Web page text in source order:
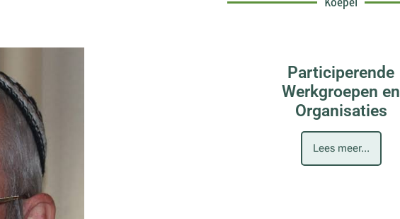
Participerende
Werkgroepen en
Organisaties
Lees meer...